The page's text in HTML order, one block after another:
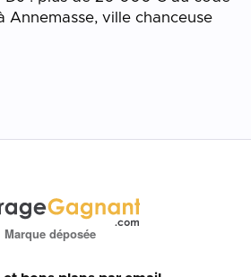
Annemasse, ville chanceuse
Marque déposée